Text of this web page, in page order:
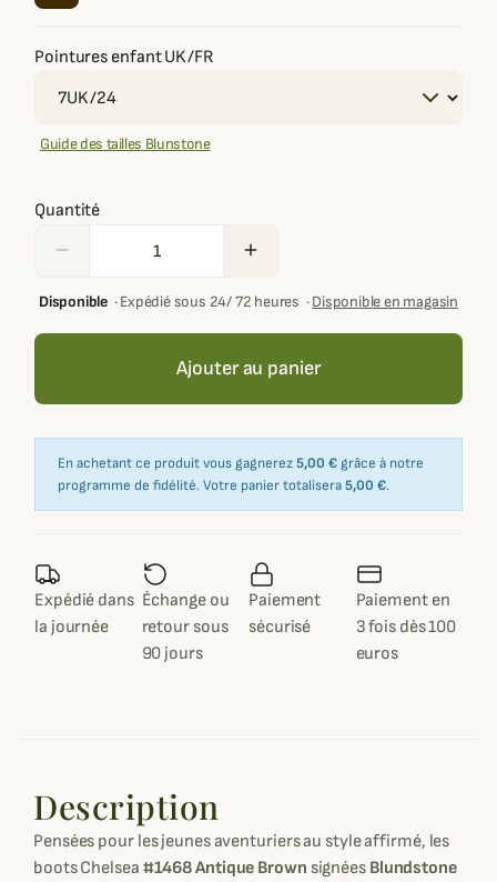
Pointures enfant UK/FR
Guide des tailles Blunstone
Quantité
remove add
Disponible·Expédié sous 24/ 72 heures ·Disponible en magasin
Ajouter au panier
En achetant ce produit vous gagnerez5,00 € grâce à notre
programme de fidélité. Votre panier totalisera5,00 €.
Expédié dans
la journée
Échange ou
retour sous
90 jours
Paiement
sécurisé
Paiement en
3 fois dès 100
euros
Description
Pensées pour les jeunes aventuriers au style affirmé, les
boots Chelsea #1468 Antique Brown signées Blundstone